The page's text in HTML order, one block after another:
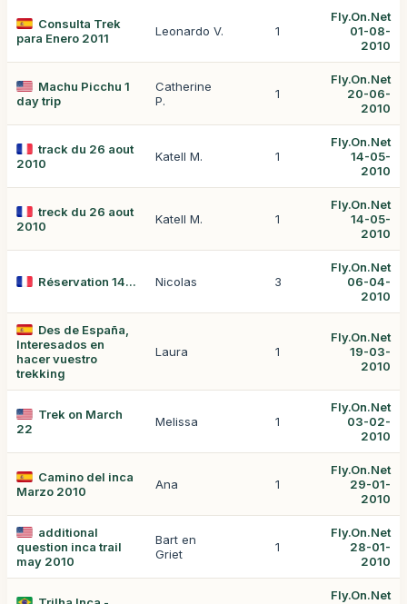
Consulta Trek
para Enero 2011
Leonardo V. 1
Fly.On.Net
01-08-
2010
Machu Picchu 1
day trip
Catherine
P.
1
Fly.On.Net
20-06-
2010
track du 26 aout
2010
Katell M. 1
Fly.On.Net
14-05-
2010
treck du 26 aout
2010
Katell M. 1
Fly.On.Net
14-05-
2010
Réservation 14... Nicolas 3
Fly.On.Net
06-04-
2010
Des de España,
Interesados en
hacer vuestro
trekking
Laura 1
Fly.On.Net
19-03-
2010
Trek on March
22
Melissa 1
Fly.On.Net
03-02-
2010
Camino del inca
Marzo 2010
Ana 1
Fly.On.Net
29-01-
2010
additional
question inca trail
may 2010
Bart en
Griet
1
Fly.On.Net
28-01-
2010
Fly.On.Net